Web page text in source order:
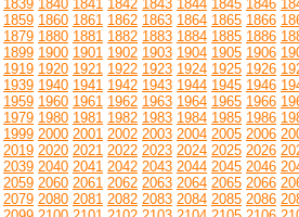
1839 1840 1841 1842 1843 1844 1845 1846
1859 1860 1861 1862 1863 1864 1865 1866
1879 1880 1881 1882 1883 1884 1885 1886
1899 1900 1901 1902 1903 1904 1905 1906
1919 1920 1921 1922 1923 1924 1925 1926
1939 1940 1941 1942 1943 1944 1945 1946
1959 1960 1961 1962 1963 1964 1965 1966
1979 1980 1981 1982 1983 1984 1985 1986
1999 2000 2001 2002 2003 2004 2005 2006
2019 2020 2021 2022 2023 2024 2025 2026
2039 2040 2041 2042 2043 2044 2045 2046
2059 2060 2061 2062 2063 2064 2065 2066
2079 2080 2081 2082 2083 2084 2085 2086